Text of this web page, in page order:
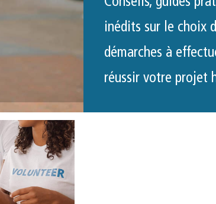
inédits sur le choix
démarches à
réussir votre projet